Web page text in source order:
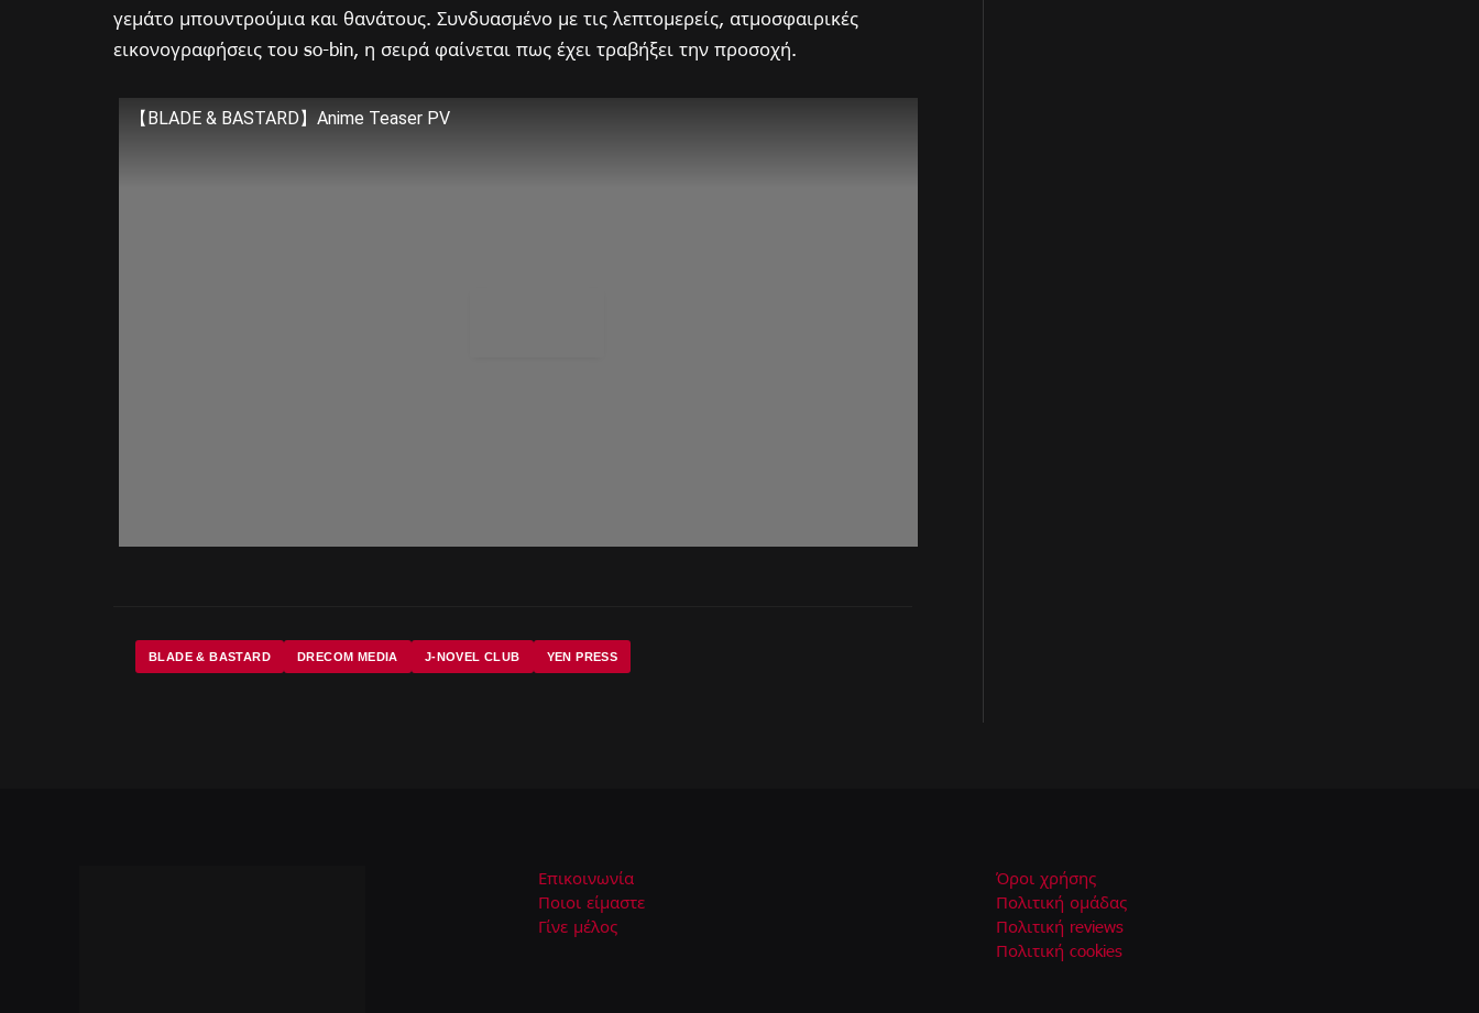
γεμάτο μπουντρούμια και θανάτους. Συνδυασμένο με τις λεπτομερείς, ατμοσφαιρικές
εικονογραφήσεις του so-bin, η σειρά φαίνεται πως έχει τραβήξει την προσοχή.
【BLADE & BASTARD】Anime Teaser PV
BLADE & BASTARD DRECOM MEDIA J-NOVEL CLUB YEN PRESS
Επικοινωνία
Ποιοι είμαστε
Γίνε μέλος
Όροι χρήσης
Πολιτική ομάδας
Πολιτική reviews
Πολιτική cookies